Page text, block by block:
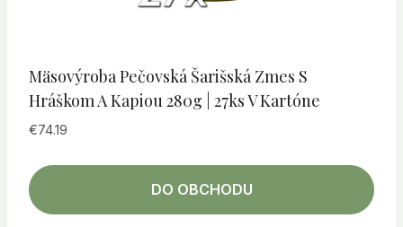
Mäsovýroba Pečovská Šarišská Zmes S
Hráškom A Kapiou 280g | 27ks V Kartóne
€74.19
DO OBCHODU